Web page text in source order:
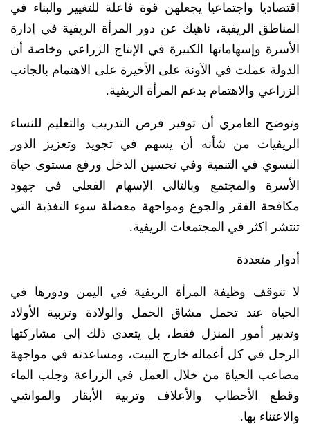
اقتصاديا واجتماعيا يجعلهن قوة فاعلة للتغيير والبناء في
المناطق الريفية، ناهيك عن دور المرأة الريفية في إدارة
الأسرة وإسهاماتها الكبيرة في الإنتاج الزراعي وخاصة أن
الدولة عملت في الآونة على الأخيرة على الاهتمام بالجانب
الزراعي والاهتمام بدعم المرأة الريفية.
وتوضح العامري أن توفير فرص التدريب والتعليم للنساء
الريفيات من شأنه أن يسهم في تجويد وتعزيز الدور
النسوي في التنمية وفي تحسين الدخل ورفع مستوى حياة
الأسرة والمجتمع وبالتالي الإسهام الفعلي في جهود
مكافحة الفقر والجوع ومواجهة معضلة سوء التغذية التي
تنتشر اكثر في المجتمعات الريفية.
أدوار متعددة
لا تتوقف وظيفة المرأة الريفية في اليمن ودورها في
الحياة عند تحمل مشاق الحمل والولادة وتربية الأولاد
وتدبير أمور المنزل فقط، بل يتعدى ذلك إلى مشاركتها
الرجل في كل أعماله خارج البيت، ومساعدته في مواجهة
مصاعب الحياة من خلال العمل في الزراعة وجلب الماء
وقطع الأحطاب والأعلاف وتربية الأبقار والمواشي
والاعتناء بها.